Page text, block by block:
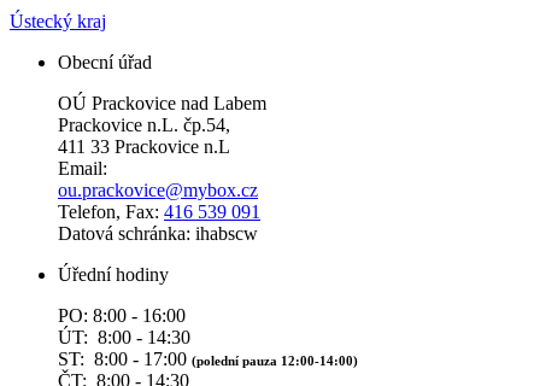
Ústecký kraj
Obecní úřad
OÚ Prackovice nad Labem
Prackovice n.L. čp.54,
411 33 Prackovice n.L
Email:
ou.prackovice@mybox.cz
Telefon, Fax: 416 539 091
Datová schránka: ihabscw
Úřední hodiny
PO: 8:00 - 16:00
ÚT: 8:00 - 14:30
ST: 8:00 - 17:00 (polední pauza 12:00-14:00)
ČT: 8:00 - 14:30